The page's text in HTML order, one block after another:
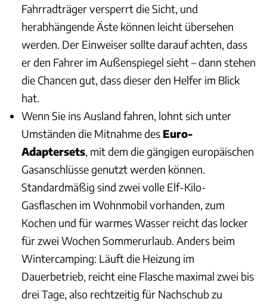
Fahrradträger versperrt die Sicht, und
herabhängende Äste können leicht übersehen
werden. Der Einweiser sollte darauf achten, dass
er den Fahrer im Außenspiegel sieht – dann stehen
die Chancen gut, dass dieser den Helfer im Blick
hat.
Wenn Sie ins Ausland fahren, lohnt sich unter
Umständen die Mitnahme des Euro-
Adaptersets, mit dem die gängigen europäischen
Gasanschlüsse genutzt werden können.
Standardmäßig sind zwei volle Elf-Kilo-
Gasflaschen im Wohnmobil vorhanden, zum
Kochen und für warmes Wasser reicht das locker
für zwei Wochen Sommerurlaub. Anders beim
Wintercamping: Läuft die Heizung im
Dauerbetrieb, reicht eine Flasche maximal zwei bis
drei Tage, also rechtzeitig für Nachschub zu